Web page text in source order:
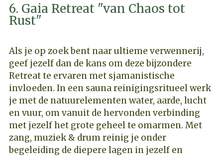
6. Gaia Retreat "van Chaos tot
Rust"
Als je op zoek bent naar ultieme verwennerij,
geef jezelf dan de kans om deze bijzondere
Retreat te ervaren met sjamanistische
invloeden. In een sauna reinigingsritueel werk
je met de natuurelementen water, aarde, lucht
en vuur, om vanuit de hervonden verbinding
met jezelf het grote geheel te omarmen. Met
zang, muziek & drum reinig je onder
begeleiding de diepere lagen in jezelf en